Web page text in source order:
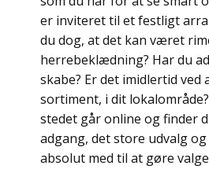
er inviteret til et festligt
du dog, at det kan været
herrebeklædning? Har du
skabe? Er det imidlertid
sortiment, i dit
stedet går online og finder
adgang, det store udvalg
absolut med til at gøre